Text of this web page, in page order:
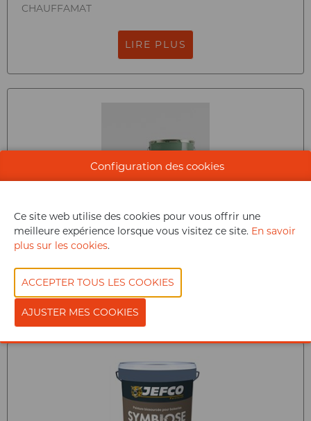
CHAUFFAMAT
LIRE PLUS
TERROIR
LIRE PLUS
Configuration des cookies
Ce site web utilise des cookies pour vous offrir une
meilleure expérience lorsque vous visitez ce site. En savoir
plus sur les cookies.